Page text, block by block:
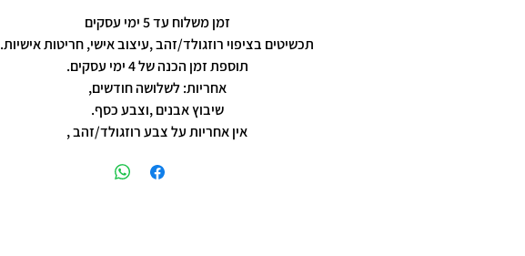
זמן משלוח עד 5 ימי עסקים
תכשיטים בציפוי רוזגולד/זהב ,עיצוב אישי, חריטות אישיות.
תוספת זמן הכנה של 4 ימי עסקים.
אחריות: לשלושה חודשים,
שיבוץ אבנים ,וצבע כסף.
אין אחריות על צבע רוזגולד/זהב ,